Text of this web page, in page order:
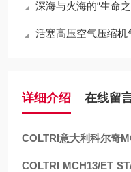
深海与火海的“生命之泵”：
活塞高压空气压缩
详细介绍 在线留
COLTRI意大利科尔奇
COLTRI MCH13/ET